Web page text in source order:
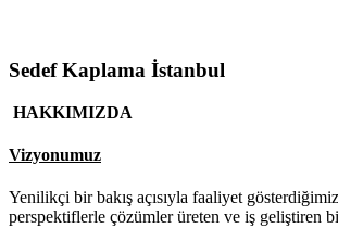
Sedef Kaplama İstanbul
HAKKIMIZDA
Vizyonumuz
Yenilikçi bir bakış açısıyla faaliyet
perspektiflerle çözümler üreten ve iş geliştiren